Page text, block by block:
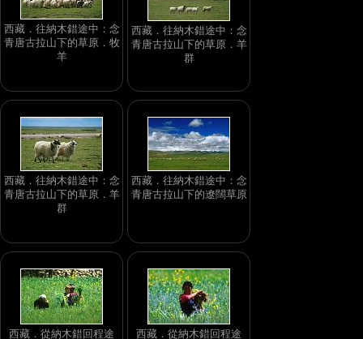
西藏．往納木錯途中：念
青唐古拉山下的草原．牧
羊
西藏．往納木錯途中：念
青唐古拉山下的草原．羊
群
西藏．往納木錯途中：念
青唐古拉山下的草原．羊
群
西藏．往納木錯途中：念
青唐古拉山下的遼闊草原
西藏．從納木錯回程途
西藏．從納木錯回程途